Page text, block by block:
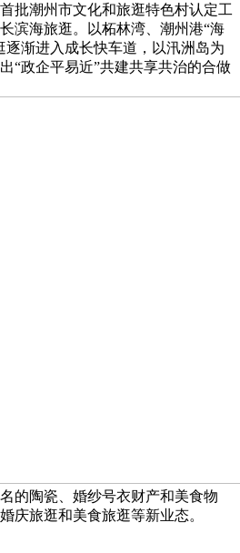
批潮州市文化和旅逛特色村认定工
滨海旅逛。以柘林湾、潮州港“海
逐渐进入成长快车道，以汛洲岛为
“政企平易近”共建共享共治的合做
的陶瓷、婚纱号衣财产和美食物
庆旅逛和美食旅逛等新业态。